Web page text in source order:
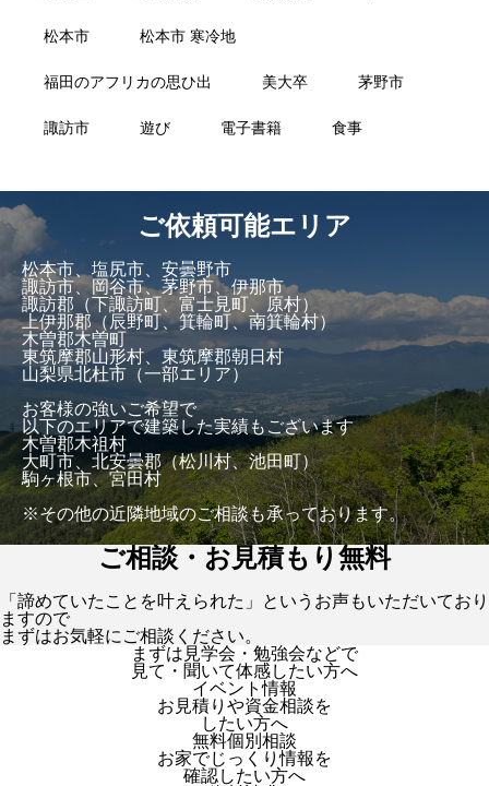
松本市 松本市 寒冷地
福田のアフリカの思ひ出 美大卒 茅野市
諏訪市 遊び 電子書籍 食事
ご依頼可能エリア
松本市、塩尻市、安曇野市
諏訪市、岡谷市、茅野市、伊那市
諏訪郡（下諏訪町、富士見町、原村）
上伊那郡（辰野町、箕輪町、南箕輪村）
木曽郡木曽町
東筑摩郡山形村、東筑摩郡朝日村
山梨県北杜市（一部エリア）
お客様の強いご希望で
以下のエリアで建築した実績もございます
木曽郡木祖村
大町市、北安曇郡（松川村、池田町）
駒ヶ根市、宮田村
※その他の近隣地域のご相談も承っております。
ご相談・お見積もり無料
「諦めていたことを叶えられた」というお声もいただいており
ますので
まずはお気軽にご相談ください。
まずは見学会・勉強会などで
見て・聞いて体感したい方へ
イベント情報
お見積りや資金相談を
したい方へ
無料個別相談
お家でじっくり情報を
確認したい方へ